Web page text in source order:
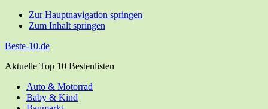
Zur Hauptnavigation springen
Zum Inhalt springen
Beste-10.de
Aktuelle Top 10 Bestenlisten
Auto & Motorrad
Baby & Kind